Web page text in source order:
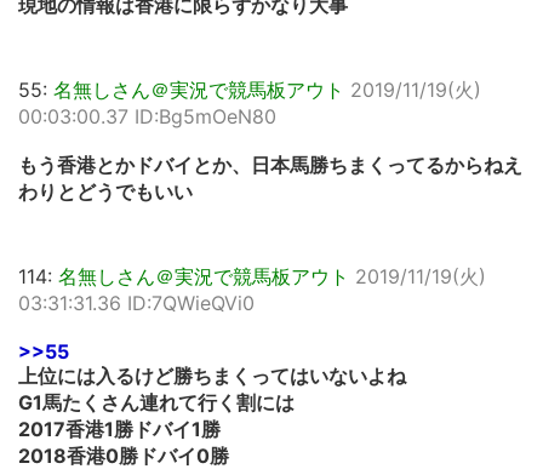
現地の情報は香港に限らずかなり大事
55: 名無しさん＠実況で競馬板アウト 2019/11/19(火)
00:03:00.37 ID:Bg5mOeN80
もう香港とかドバイとか、日本馬勝ちまくってるからねえ
わりとどうでもいい
114: 名無しさん＠実況で競馬板アウト 2019/11/19(火)
03:31:31.36 ID:7QWieQVi0
>>55
上位には入るけど勝ちまくってはいないよね
G1馬たくさん連れて行く割には
2017香港1勝ドバイ1勝
2018香港0勝ドバイ0勝